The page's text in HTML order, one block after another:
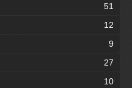
51
12
9
27
10